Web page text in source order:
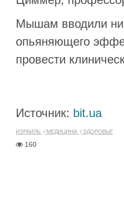
Мышам вводили
опьяняющего
провести
Источник: bit.ua
ИЗРАИЛЬ МЕДИЦИНА ЗДОРОВЬЕ
160